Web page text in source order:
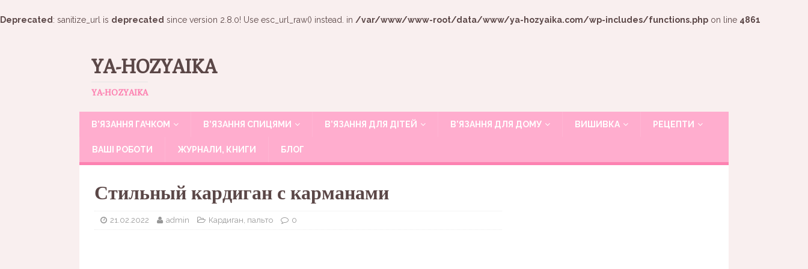
Deprecated : sanitize_url is deprecated since version 2.8.0! Use esc_url_raw() instead. in /var/www/www-root/data/www/ya-hozyaika.com/wp-includes/functions.php on line 4861
YA-HOZYAIKA
YA-HOZYAIKA
В’ЯЗАННЯ ГАЧКОМ В’ЯЗАННЯ СПИЦЯМИ В’ЯЗАННЯ ДЛЯ ДІТЕЙ В’ЯЗАННЯ ДЛЯ ДОМУ ВИШИВКА РЕЦЕПТИ
ВАШІ РОБОТИ ЖУРНАЛИ, КНИГИ БЛОГ
Стильный кардиган с карманами
21.02.2022 admin Кардиган, пальто 0